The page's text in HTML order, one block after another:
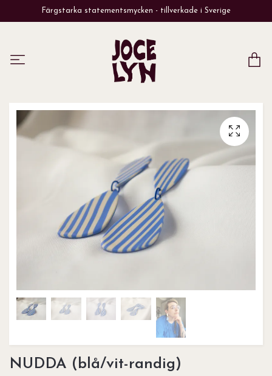
Färgstarka statementsmycken - tillverkade i Sverige
NUDDA (blå/vit-randig)